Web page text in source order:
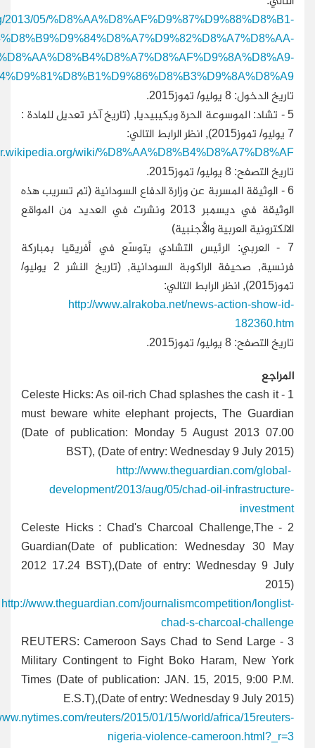
2013/05/%D8%AA%D8%AF%D9%87%D9%88%D8%B1-
تاريخ الدخول: 8 يوليو/ تموز2015.
5 -
تشاد: الموسوعة الحرة ويكيبيديا, (تاريخ آخر تعديل للمادة :
7 يوليو/ تموز2015), انظر الرابط التالي:
wiki/%D8%AA%D8%B4%D8%A7%D8%AF
تاريخ التصفح: 8 يوليو/ تموز2015.
6 -
الوثيقة المسربة عن وزارة الدفاع السودانية (تم تسريب هذه
الوثيقة في ديسمبر 2013 ونشرت في العديد من المواقع
الالكترونية العربية والأجنبية)
7 -
العربي: الرئيس التشادي يتوسّع في أفريقيا بمباركة
فرنسية, صحيفة الراكوبة السودانية, (تاريخ النشر 2 يوليو/
تموز2015), انظر الرابط التالي:
http://www.alrakoba.net/news-action-show-id-
182360.htm
تاريخ التصفح: 8 يوليو/ تموز2015.
المراجع
1 - Celeste Hicks: As oil-rich Chad splashes the cash it
must beware white elephant projects, The Guardian
(Date of publication: Monday 5 August 2013 07.00
BST), (Date of entry: Wednesday 9 July 2015)
http://www.theguardian.com/global-
development/2013/aug/05/chad-oil-infrastructure-
investment
2 - Celeste Hicks : Chad's Charcoal Challenge,The
Guardian(Date of publication: Wednesday 30 May
2012 17.24 BST),(Date of entry: Wednesday 9 July
2015)
http://www.theguardian.com/journalismcompetition/longlist-
chad-s-charcoal-challenge
3 - REUTERS: Cameroon Says Chad to Send Large
Military Contingent to Fight Boko Haram, New York
Times (Date of publication: JAN. 15, 2015, 9:00 P.M.
E.S.T),(Date of entry: Wednesday 9 July 2015)
reuters/2015/01/15/world/africa/15reuters-
nigeria-violence-cameroon.html?_r=3